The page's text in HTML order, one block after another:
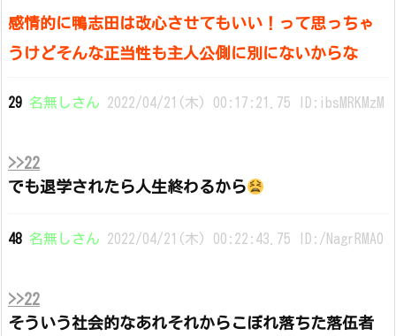
感情的に鴨志田は改心させてもいい！って思っちゃ
うけどそんな正当性も主人公側に別にないからな
29 名無しさん 2022/04/21(木) 00:17:21.75 ID:ibsMRKMzM
>>22
でも退学されたら人生終わるから
48 名無しさん 2022/04/21(木) 00:22:43.75 ID:/NagrRMA0
>>22
そういう社会的なあれそれからこぼれ落ちた落伍者